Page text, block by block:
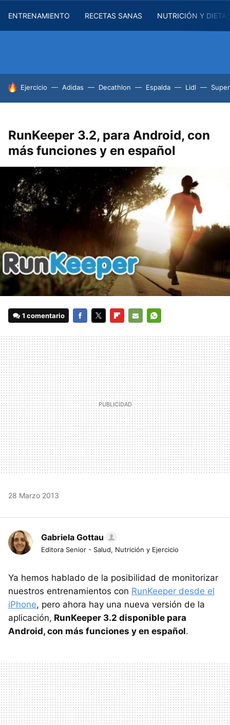
ENTRENAMIENTO RECETAS SANAS NUTRICIÓN Y
HOY SE HABLA DE
Ejercicio Adidas Decathlon Espalda Lidl
RunKeeper 3.2, para Android, con
más funciones y en español
1 comentario
MAIL
28 Marzo 2013
Gabriela Gottau
Editora Senior - Salud, Nutrición y Ejercicio
Ya hemos hablado de la posibilidad de monitorizar
nuestros entrenamientos con RunKeeper desde el
iPhone, pero ahora hay una nueva versión de la
aplicación, RunKeeper 3.2 disponible para
Android, con más funciones y en español.